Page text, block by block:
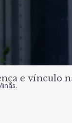
e vínculo